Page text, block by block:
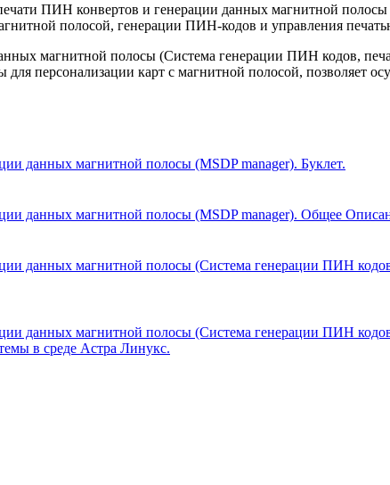
ПИН конвертов и генерации данных магнитной полосы
полосой, генерации ПИН-кодов и управления
магнитной полосы (Система генерации ПИН кодов,
персонализации карт с магнитной полосой, позволяет
данных магнитной полосы (MSDP manager). Буклет.
данных магнитной полосы (MSDP manager). Общее
данных магнитной полосы (Система генерации ПИН
данных магнитной полосы (Система генерации ПИН
в среде Астра Линукс.